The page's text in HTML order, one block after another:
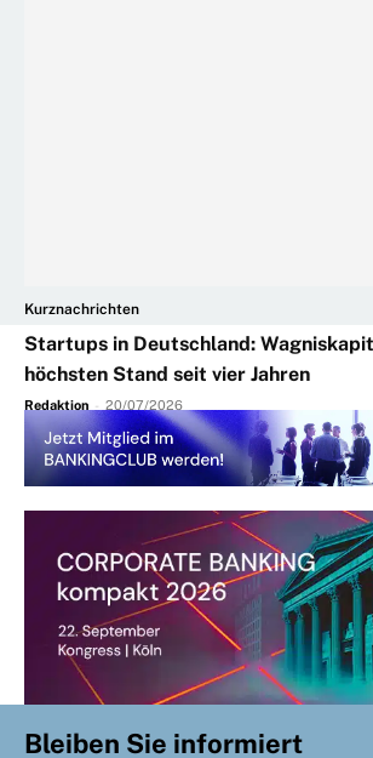
Kurznachrichten
Startups in Deutschland:
höchsten Stand seit vier Jahren
Redaktion - 20/07/2026
Bleiben Sie informiert